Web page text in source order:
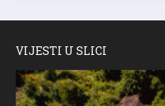
VIJESTI U SLICI